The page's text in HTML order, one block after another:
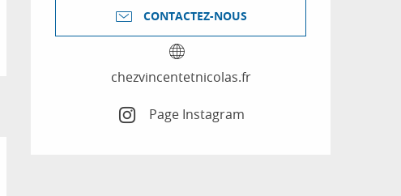
CONTACTEZ-NOUS
chezvincentetnicolas.fr
Page Instagram